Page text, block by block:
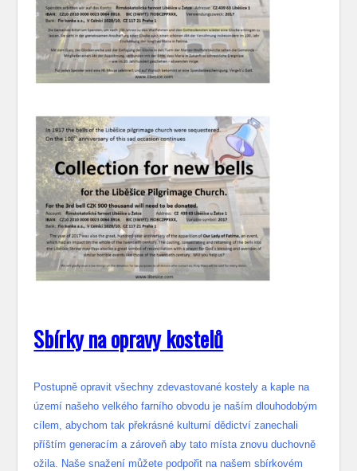
Sbírky na opravy kostelů
Postupně opravit všechny zdevastované kostely a kaple na
území našeho velkého farního obvodu je naším dlouhodobým
cílem, abychom tak překrásné kulturní dědictví zanechali
příštím generacím a zároveň aby tato místa znovu duchovně
ožila. Naše snažení můžete podpořit na našem sbírkovém